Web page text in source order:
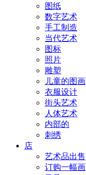
图纸
数字艺术
手工制造
当代艺术
图标
照片
雕塑
儿童的图画
衣服设计
街头艺术
人体艺术
内部的
刺绣
店
艺术品出售
订购一幅画